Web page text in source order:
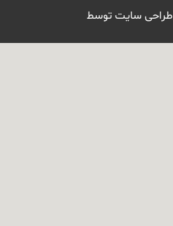
طراحی سایت توسط